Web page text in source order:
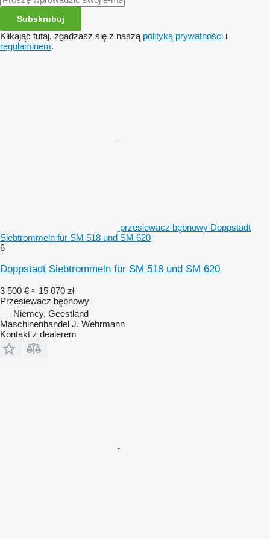
Subskrubuj
Klikając tutaj, zgadzasz się z naszą polityką prywatności i
regulaminem.
przesiewacz bębnowy Doppstadt
Siebtrommeln für SM 518 und SM 620
6
Doppstadt Siebtrommeln für SM 518 und SM 620
3 500 € ≈ 15 070 zł
Przesiewacz bębnowy
Niemcy, Geestland
Maschinenhandel J. Wehrmann
Kontakt z dealerem